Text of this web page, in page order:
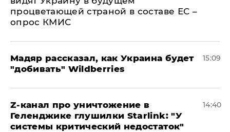
процветающей страной в составе ЕС –
опрос КМИС
Мадяр рассказал, как Украина будет
"добивать" Wildberries
15:09
Z-канал про уничтожение в
Геленджике глушилки Starlink: "У
системы критический недостаток"
14:40